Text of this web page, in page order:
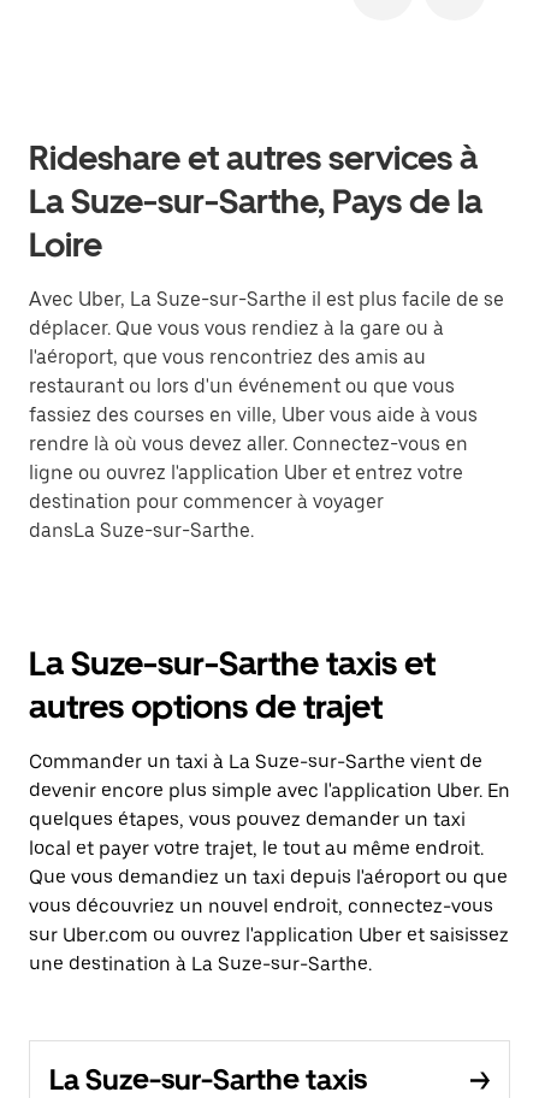
Rideshare et autres services à
La Suze-sur-Sarthe, Pays de la
Loire
Avec Uber, La Suze-sur-Sarthe il est plus facile de se
déplacer. Que vous vous rendiez à la gare ou à
l'aéroport, que vous rencontriez des amis au
restaurant ou lors d'un événement ou que vous
fassiez des courses en ville, Uber vous aide à vous
rendre là où vous devez aller. Connectez-vous en
ligne ou ouvrez l'application Uber et entrez votre
destination pour commencer à voyager
dansLa Suze-sur-Sarthe.
La Suze-sur-Sarthe taxis et
autres options de trajet
Commander un taxi à La Suze-sur-Sarthe vient de
devenir encore plus simple avec l'application Uber. En
quelques étapes, vous pouvez demander un taxi
local et payer votre trajet, le tout au même endroit.
Que vous demandiez un taxi depuis l'aéroport ou que
vous découvriez un nouvel endroit, connectez-vous
sur Uber.com ou ouvrez l'application Uber et saisissez
une destination à La Suze-sur-Sarthe.
La Suze-sur-Sarthe taxis